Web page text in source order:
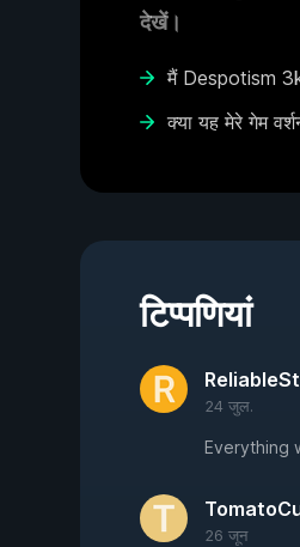
देखें।
मैं Despotism
क्या यह मेरे गेम
टिप्पणियां
24 जुल.
Everything
26 जून